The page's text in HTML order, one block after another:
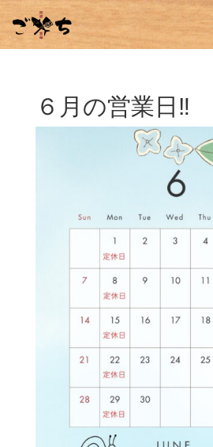
６月の営業日‼︎